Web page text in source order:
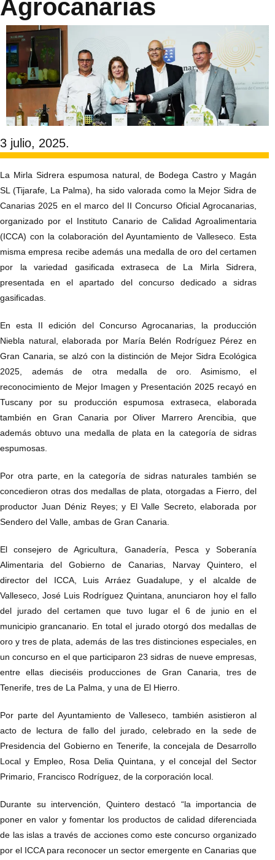
Agrocanarias
3 julio, 2025.
La Mirla Sidrera espumosa natural, de Bodega Castro y Magán
SL (Tijarafe, La Palma), ha sido valorada como la Mejor Sidra de
Canarias 2025 en el marco del II Concurso Oficial Agrocanarias,
organizado por el Instituto Canario de Calidad Agroalimentaria
(ICCA) con la colaboración del Ayuntamiento de Valleseco. Esta
misma empresa recibe además una medalla de oro del certamen
por la variedad gasificada extraseca de La Mirla Sidrera,
presentada en el apartado del concurso dedicado a sidras
gasificadas.
En esta II edición del Concurso Agrocanarias, la producción
Niebla natural, elaborada por María Belén Rodríguez Pérez en
Gran Canaria, se alzó con la distinción de Mejor Sidra Ecológica
2025, además de otra medalla de oro. Asimismo, el
reconocimiento de Mejor Imagen y Presentación 2025 recayó en
Tuscany por su producción espumosa extraseca, elaborada
también en Gran Canaria por Oliver Marrero Arencibia, que
además obtuvo una medalla de plata en la categoría de sidras
espumosas.
Por otra parte, en la categoría de sidras naturales también se
concedieron otras dos medallas de plata, otorgadas a Fierro, del
productor Juan Déniz Reyes; y El Valle Secreto, elaborada por
Sendero del Valle, ambas de Gran Canaria.
El consejero de Agricultura, Ganadería, Pesca y Soberanía
Alimentaria del Gobierno de Canarias, Narvay Quintero, el
director del ICCA, Luis Arráez Guadalupe, y el alcalde de
Valleseco, José Luis Rodríguez Quintana, anunciaron hoy el fallo
del jurado del certamen que tuvo lugar el 6 de junio en el
municipio grancanario. En total el jurado otorgó dos medallas de
oro y tres de plata, además de las tres distinciones especiales, en
un concurso en el que participaron 23 sidras de nueve empresas,
entre ellas dieciséis producciones de Gran Canaria, tres de
Tenerife, tres de La Palma, y una de El Hierro.
Por parte del Ayuntamiento de Valleseco, también asistieron al
acto de lectura de fallo del jurado, celebrado en la sede de
Presidencia del Gobierno en Tenerife, la concejala de Desarrollo
Local y Empleo, Rosa Delia Quintana, y el concejal del Sector
Primario, Francisco Rodríguez, de la corporación local.
Durante su intervención, Quintero destacó “la importancia de
poner en valor y fomentar los productos de calidad diferenciada
de las islas a través de acciones como este concurso organizado
por el ICCA para reconocer un sector emergente en Canarias que